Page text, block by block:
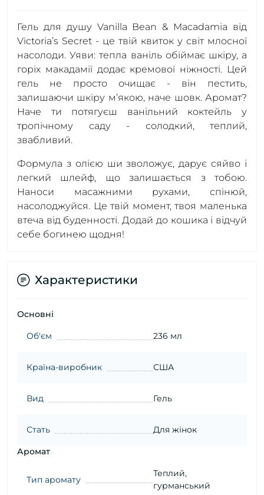
Гель для душу Vanilla Bean & Macadamia від
Victoria’s Secret - це твій квиток у світ млосної
насолоди. Уяви: тепла ваніль обіймає шкіру, а
горіх макадамії додає кремової ніжності. Цей
гель не просто очищає - він пестить,
залишаючи шкіру м’якою, наче шовк. Аромат?
Наче ти потягуєш ванільний коктейль у
тропічному саду - солодкий, теплий,
звабливий.
Формула з олією ши зволожує, дарує сяйво і
легкий шлейф, що залишається з тобою.
Наноси масажними рухами, спінюй,
насолоджуйся. Це твій момент, твоя маленька
втеча від буденності. Додай до кошика і відчуй
себе богинею щодня!
Характеристики
Основні
Об'єм 236 мл
Країна-виробник США
Вид Гель
Стать Для жінок
Аромат
Тип аромату
Теплий,
гурманський